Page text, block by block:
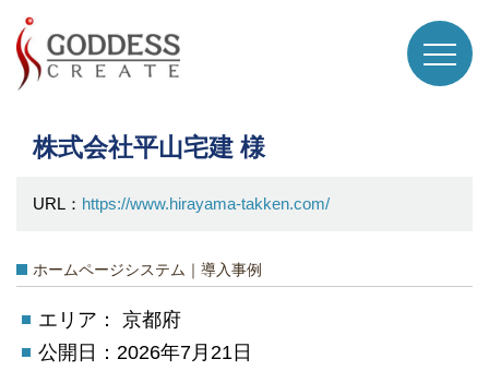
株式会社平山宅建 様
URL： https://www.hirayama-takken.com/
ホームページシステム｜導入事例
エリア： 京都府
公開日：2026年7月21日